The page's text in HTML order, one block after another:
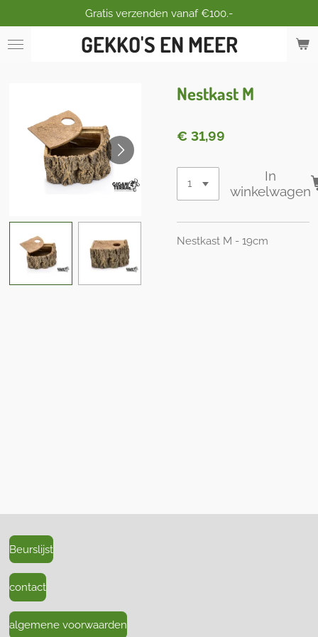
direct
naar
GEKKO'S EN MEER
Gratis verzenden vanaf €100.-
Nestkast M
€ 31,99
In
winkelwagen
Nestkast M - 19cm
Beurslijst
contact
algemene voorwaarden